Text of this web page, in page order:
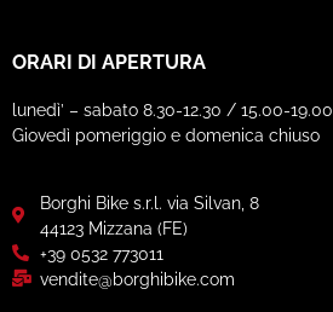
Borghi Bike s.r.l. via Silvan, 8
44123 Mizzana (FE)
+39 0532 773011
vendite@borghibike.com
ORARI DI APERTURA
lunedì’ – sabato 8.30-12.30 / 15.00-19.00
Giovedì pomeriggio e domenica chiuso